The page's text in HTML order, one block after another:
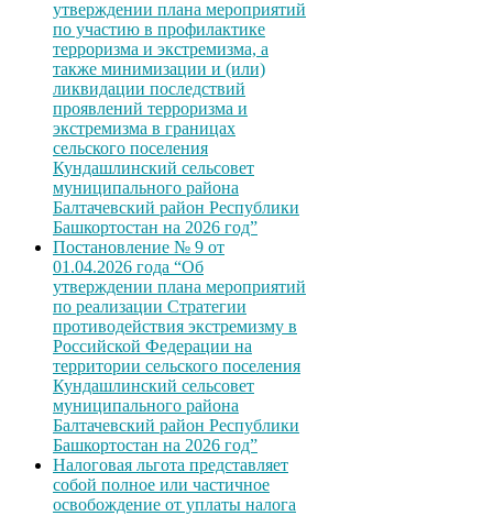
утверждении плана мероприятий
по участию в профилактике
терроризма и экстремизма, а
также минимизации и (или)
ликвидации последствий
проявлений терроризма и
экстремизма в границах
сельского поселения
Кундашлинский сельсовет
муниципального района
Балтачевский район Республики
Башкортостан на 2026 год”
Постановление № 9 от
01.04.2026 года “Об
утверждении плана мероприятий
по реализации Стратегии
противодействия экстремизму в
Российской Федерации на
территории сельского поселения
Кундашлинский сельсовет
муниципального района
Балтачевский район Республики
Башкортостан на 2026 год”
Налоговая льгота представляет
собой полное или частичное
освобождение от уплаты налога